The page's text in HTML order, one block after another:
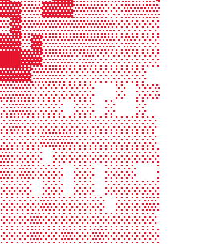
██▓▓▒▒▒░▒░░░░░░░░
▓▓▓▒▒▒░░░░░░░░
▒▒▒░░░░░░  ░
░▒▒░░░ ░░ ░  ░
░▒░░░░░░░░░░░░░
░░░░▒▒▒░░░░░░░░ ░
▒░░░ ░░░░░░░░░░░░
▒░▒░░░ ░░ ░░░
░░░ ░░ ░░
░░░░▒░░░░░ ░░░▒░░░
░░░▒░░░░░░░░░░░ ░░